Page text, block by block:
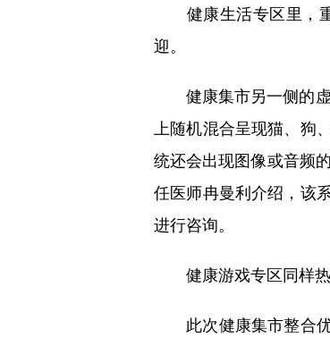
健康生活专区里，重
迎。
健康集市另一侧的虚
上随机混合呈现猫、狗
统还会出现图像或音频
任医师冉曼利介绍，该
进行咨询。
健康游戏专区同样热
此次健康集市整合优